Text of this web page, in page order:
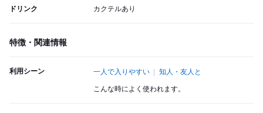
ドリンク カクテルあり
特徴・関連情報
利用シーン 一人で入りやすい 知人・友人と
こんな時によく使われます。